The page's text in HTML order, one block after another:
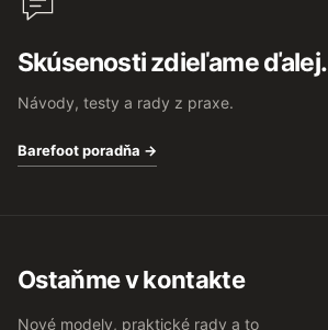
Skúsenosti zdieľame ďalej.
Návody, testy a rady z praxe.
Barefoot poradňa →
Ostaňme v kontakte
Nové modely, praktické rady a to